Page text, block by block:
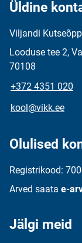
Üldine
Viljandi
Looduse tee 2,
70108
+372 4351 020
kool@vikk.ee
Olulised
Registrikood:
Arved saata e-
Jälgi meid